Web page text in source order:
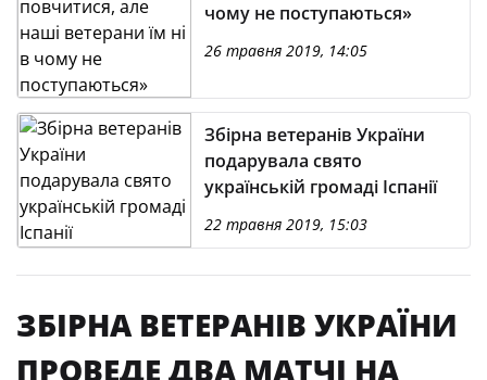
чому не поступаються»
26 травня 2019, 14:05
Збірна ветеранів України
подарувала свято
українській громаді Іспанії
22 травня 2019, 15:03
ЗБІРНА ВЕТЕРАНІВ УКРАЇНИ
ПРОВЕДЕ ДВА МАТЧІ НА